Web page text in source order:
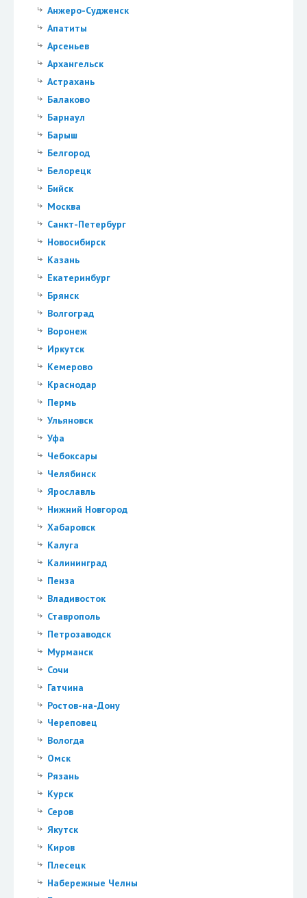
Анжеро-Судженск
Апатиты
Арсеньев
Архангельск
Астрахань
Балаково
Барнаул
Барыш
Белгород
Белорецк
Бийск
Москва
Санкт-Петербург
Новосибирск
Казань
Екатеринбург
Брянск
Волгоград
Воронеж
Иркутск
Кемерово
Краснодар
Пермь
Ульяновск
Уфа
Чебоксары
Челябинск
Ярославль
Нижний Новгород
Хабаровск
Калуга
Калининград
Пенза
Владивосток
Ставрополь
Петрозаводск
Мурманск
Сочи
Гатчина
Ростов-на-Дону
Череповец
Вологда
Омск
Рязань
Курск
Серов
Якутск
Киров
Плесецк
Набережные Челны